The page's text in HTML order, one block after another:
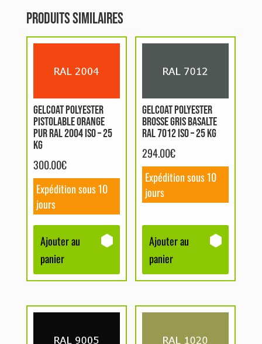
Produits similaires
GELCOAT POLYESTER
PISTOLABLE ORANGE
PUR RAL 2004 ISO – 25
KG
300.00€
Expédition sous 10
jours
Ajouter au
panier
GELCOAT POLYESTER
BROSSE GRIS BASALTE
RAL 7012 ISO – 25 KG
294.00€
Expédition sous 10
jours
Ajouter au
panier